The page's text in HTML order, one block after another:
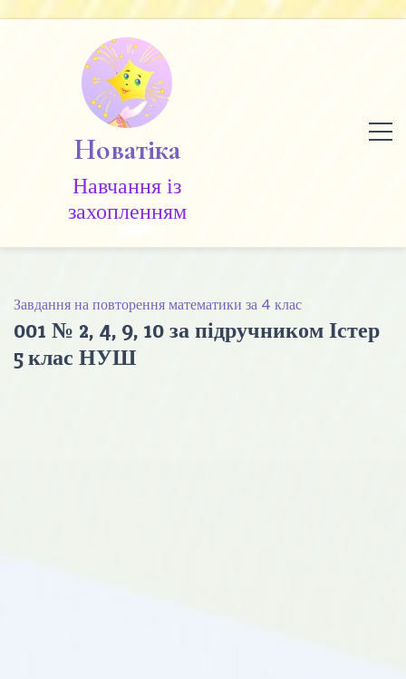
Новатіка
Навчання із
захопленням
Завдання на повторення математики за 4 клас
001 № 2, 4, 9, 10 за підручником Істер
5 клас НУШ